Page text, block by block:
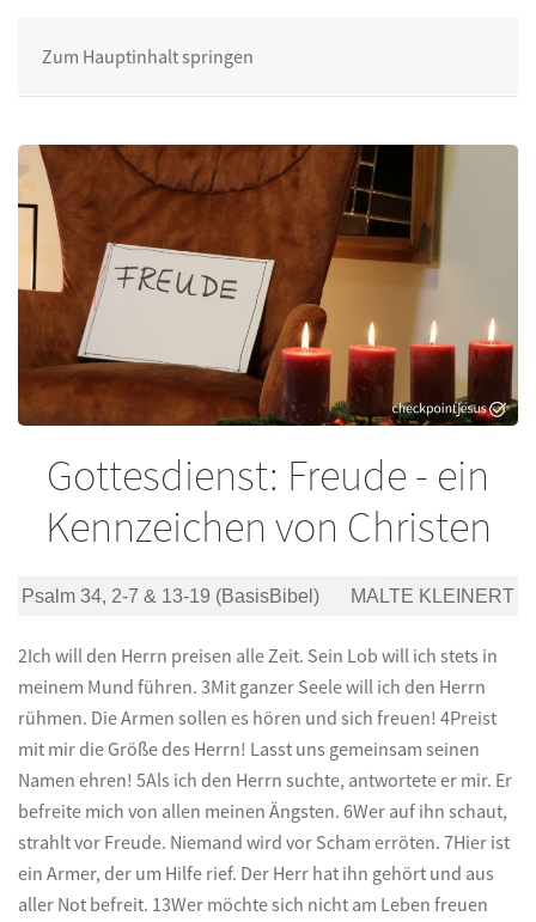
Zum Hauptinhalt springen
Gottesdienst: Freude - ein
Kennzeichen von Christen
Psalm 34, 2-7 & 13-19 (BasisBibel) MALTE KLEINERT
2Ich will den Herrn preisen alle Zeit. Sein Lob will ich stets in
meinem Mund führen. 3Mit ganzer Seele will ich den Herrn
rühmen. Die Armen sollen es hören und sich freuen! 4Preist
mit mir die Größe des Herrn! Lasst uns gemeinsam seinen
Namen ehren! 5Als ich den Herrn suchte, antwortete er mir. Er
befreite mich von allen meinen Ängsten. 6Wer auf ihn schaut,
strahlt vor Freude. Niemand wird vor Scham erröten. 7Hier ist
ein Armer, der um Hilfe rief. Der Herr hat ihn gehört und aus
aller Not befreit. 13Wer möchte sich nicht am Leben freuen